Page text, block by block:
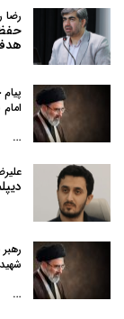
رضا
…
…